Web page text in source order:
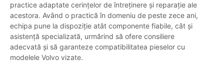
practice adaptate cerințelor de întreținere și reparație ale
acestora. Având o practică în domeniu de peste zece ani,
echipa pune la dispoziție atât componente fiabile, cât și
asistență specializată, urmărind să ofere consiliere
adecvată și să garanteze compatibilitatea pieselor cu
modelele Volvo vizate.